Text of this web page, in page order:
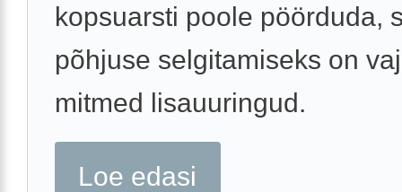
kopsuarsti poole pöörduda,
põhjuse selgitamiseks on
mitmed lisauuringud.
Loe edasi